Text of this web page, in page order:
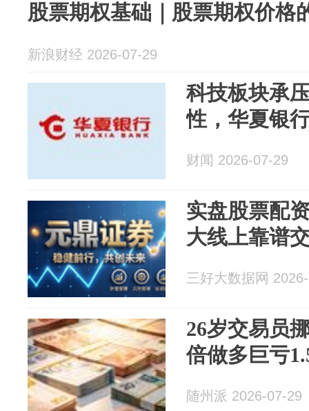
股票期权基础｜股票期权价格
新浪财经 2026-07-29
科技板块承
性，华夏银
财闻 2026-07-29
实盘股票配
大线上靠谱
三好大数据网
26岁交易员
倍做多巨亏
随州派 2026-07-29